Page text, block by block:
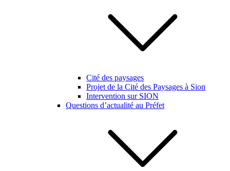
Cité des paysages
Projet de la Cité des Paysages à Sion
Intervention sur SION
Questions d’actualité au Préfet